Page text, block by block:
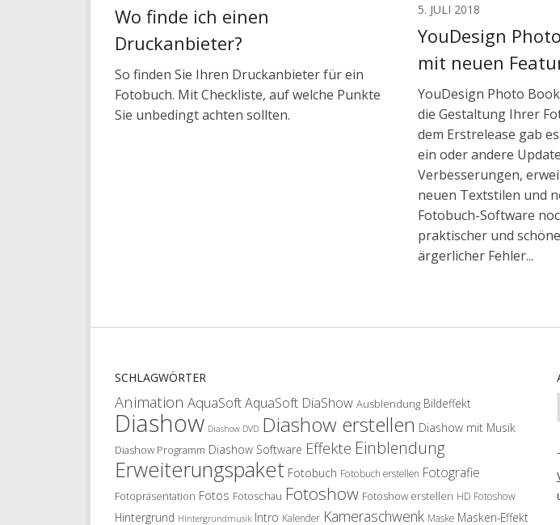
Wo finde ich einen
Druckanbieter?
So finden Sie Ihren Druckanbieter für ein
Fotobuch. Mit Checkliste, auf welche Punkte
Sie unbedingt achten sollten.
5. JULI 2018
YouDesign
mit neuen
YouDesign Photo
die Gestaltung Ihrer
dem Erstrelease gab
ein oder andere
Verbesserungen,
neuen Textstilen und
Fotobuch-Software
praktischer und
ärgerlicher Fehler...
SCHLAGWÖRTER
Animation AquaSoftAquaSoft DiaShow Ausblendung Bildeffekt
Diashow Diashow DVD Diashow erstellen Diashow mit Musik
Diashow Programm Diashow Software Effekte Einblendung
Erweiterungspaket Fotobuch Fotobuch erstellen Fotografie
Fotopräsentation Fotos Fotoschau Fotoshow Fotoshow erstellen HD Fotoshow
Hintergrund Hintergrundmusik Intro Kalender Kameraschwenk Maske Masken-Effekt